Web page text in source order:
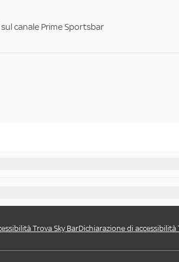
canale Prime Sportsbar
Trova Sky BarDichiarazione di accessibilità